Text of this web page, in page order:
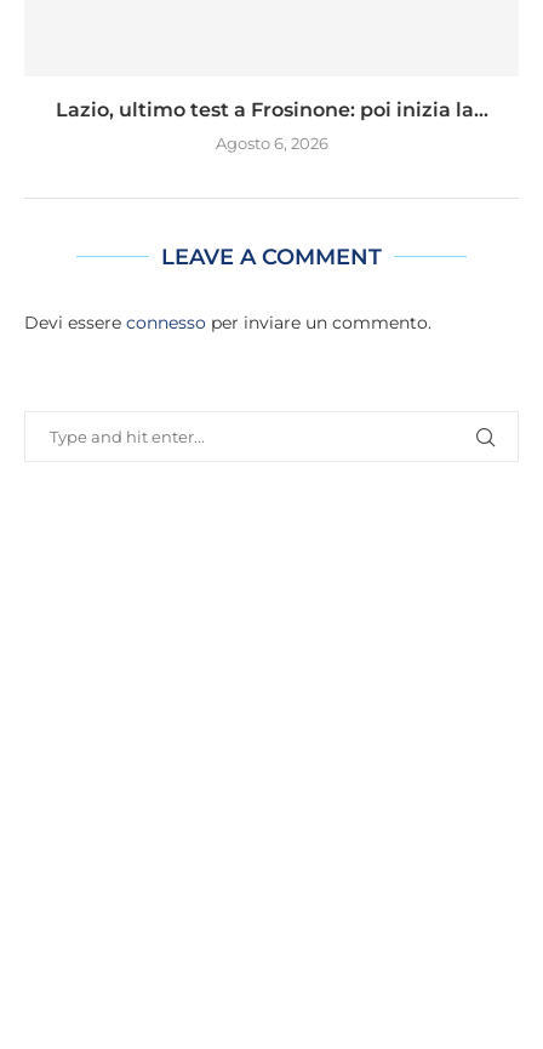
Lazio, ultimo test a Frosinone: poi inizia la...
Agosto 6, 2026
LEAVE A COMMENT
Devi essere connesso per inviare un commento.